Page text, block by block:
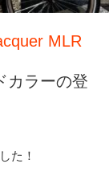
MLR
カラーの登
た！